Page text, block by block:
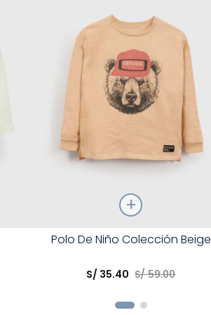
Talla
Polo De Niño Colección Beige
S/ 35.40 S/ 59.00